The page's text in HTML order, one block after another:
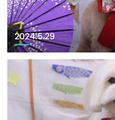
2024.5.29